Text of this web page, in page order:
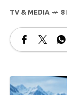
TV & MEDIA 8